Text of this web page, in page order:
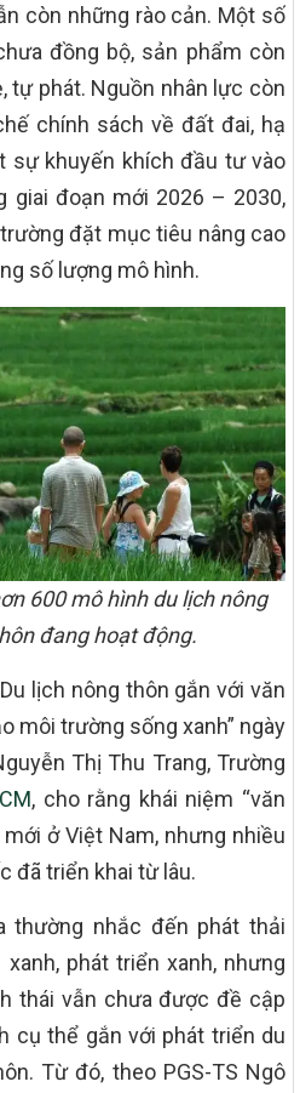
còn những rào cản. Một số
đồng bộ, sản phẩm còn
tự phát. Nguồn nhân lực còn
chính sách về đất đai, hạ
sự khuyến khích đầu tư vào
giai đoạn mới 2026 – 2030,
đặt mục tiêu nâng cao
số lượng mô hình.
600 mô hình du lịch nông
đang hoạt động.
lịch nông thôn gắn với văn
môi trường sống xanh” ngày
Thị Thu Trang, Trường
, cho rằng khái niệm “văn
ở Việt Nam, nhưng nhiều
đã triển khai từ lâu.
thường nhắc đến phát thải
phát triển xanh, nhưng
thái vẫn chưa được đề cập
cụ thể gắn với phát triển du
Từ đó, theo PGS-TS Ngô